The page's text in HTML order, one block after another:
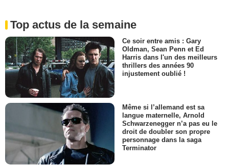
Top actus de la semaine
Ce soir entre amis : Gary
Oldman, Sean Penn et Ed
Harris dans l'un des meilleurs
thrillers des années 90
injustement oublié !
Même si l’allemand est sa
langue maternelle, Arnold
Schwarzenegger n’a pas eu le
droit de doubler son propre
personnage dans la saga
Terminator